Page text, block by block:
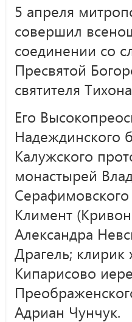
5 апреля
совершил
соединении со
Пресвятой
святителя
Его
Надеждинского
Калужского
монастырей
Климент
Александра
Драгель;
Кипарисово
Адриан Чунчук.